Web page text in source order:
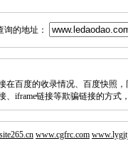
询的地址：
在百度的收录情况、百度快照
、iframe链接等欺骗链接的方式
www.cgfrc.com